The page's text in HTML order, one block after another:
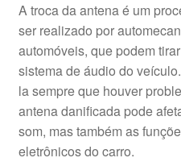
A troca da antena é um
ser realizado por
automóveis, que podem
sistema de áudio do
la sempre que houver
antena danificada pode
som, mas também as
eletrônicos do carro.